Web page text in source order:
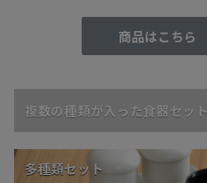
商品はこちら
複数の種類が入った食器セット
多種類セット